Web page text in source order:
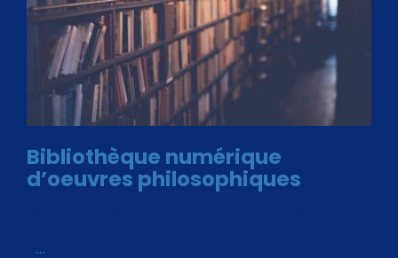
Bibliothèque numérique
d’oeuvres philosophiques
…